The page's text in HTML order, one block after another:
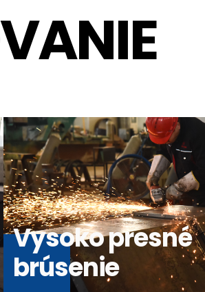
Vysoko presné
brúsenie